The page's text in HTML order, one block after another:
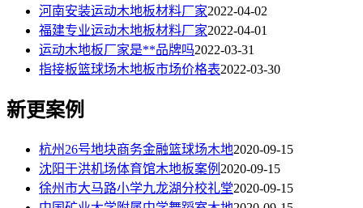
河南安装运动木地板材料厂家2022-04-02
福建专业运动木地板材料厂家2022-04-01
运动木地板厂家是**品牌吗2022-03-31
指接板篮球场木地板市场价格表2022-03-30
新更案例
杭州26号地块商务金融篮球场木地2020-09-15
沈阳于洪机场体育馆木地板案例 2020-09-15
徐州市大马路小学九龙湖分校礼堂2020-09-15